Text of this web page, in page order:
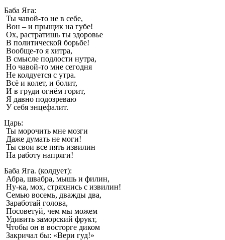
Баба Яга:
Ты чавой-то не в себе,
Вон – и прыщик на губе!
Ох, растратишь ты здоровье
В политической борьбе!
Вообще-то я хитра,
В смысле подлости нутра,
Но чавой-то мне сегодня
Не колдуется с утра.
Всё и колет, и болит,
И в груди огнём горит,
Я давно подозреваю
У себя энцефалит.
Царь:
Ты морочить мне мозги
Даже думать не моги!
Ты свои все пять извилин
На работу напряги!
Баба Яга. (колдует):
Абра, швабра, мышь и филин,
Ну-ка, мох, стряхнись с извилин!
Семью восемь, дважды два,
Заработай голова,
Посоветуй, чем мы можем
Удивить заморский фрукт,
Чтобы он в восторге диком
Закричал бы: «Вери гуд!»